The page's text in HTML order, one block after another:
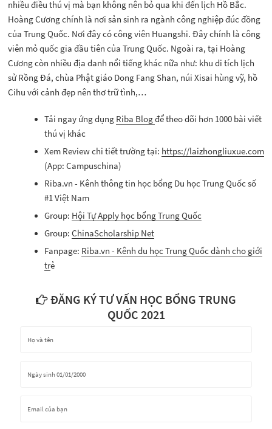
nhiều điều thú vị mà bạn không nên bỏ qua khi đến lịch Hồ Bắc.
Hoàng Cương chính là nơi sản sinh ra ngành công nghiệp đúc đồng
của Trung Quốc. Nơi đây có công viên Huangshi. Đây chính là công
viên mỏ quốc gia đầu tiên của Trung Quốc. Ngoài ra, tại Hoàng
Cương còn nhiều địa danh nổi tiếng khác nữa như: khu di tích lịch
sử Rồng Đá, chùa Phật giáo Dong Fang Shan, núi Xisai hùng vỹ, hồ
Cihu với cảnh đẹp nên thơ trữ tình,…
Tải ngay ứng dụng Riba Blogđể theo dõi hơn 1000 bài viết
thú vị khác
Xem Review chi tiết trường tại: https://laizhongliuxue.com
(App: Campuschina)
Riba.vn - Kênh thông tin học bổng Du học Trung Quốc số
#1 Việt Nam
Group: Hội Tự Apply học bổng Trung Quốc
Group: ChinaScholarship Net
Fanpage: Riba.vn - Kênh du học Trung Quốc dành cho giới
trẻ
ĐĂNG KÝ TƯ VẤN HỌC BỔNG TRUNG
QUỐC 2021